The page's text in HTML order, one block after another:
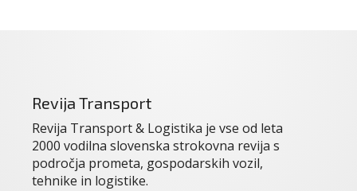
Revija Transport
Revija Transport & Logistika je vse od leta
2000 vodilna slovenska strokovna revija s
področja prometa, gospodarskih vozil,
tehnike in logistike.